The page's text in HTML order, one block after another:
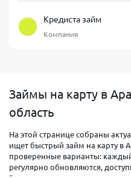
Кредиста займ
Компания
Займы на карту в
область
На этой странице собраны
ищет быстрый займ на карту в
проверенные варианты:
регулярно обновляются,